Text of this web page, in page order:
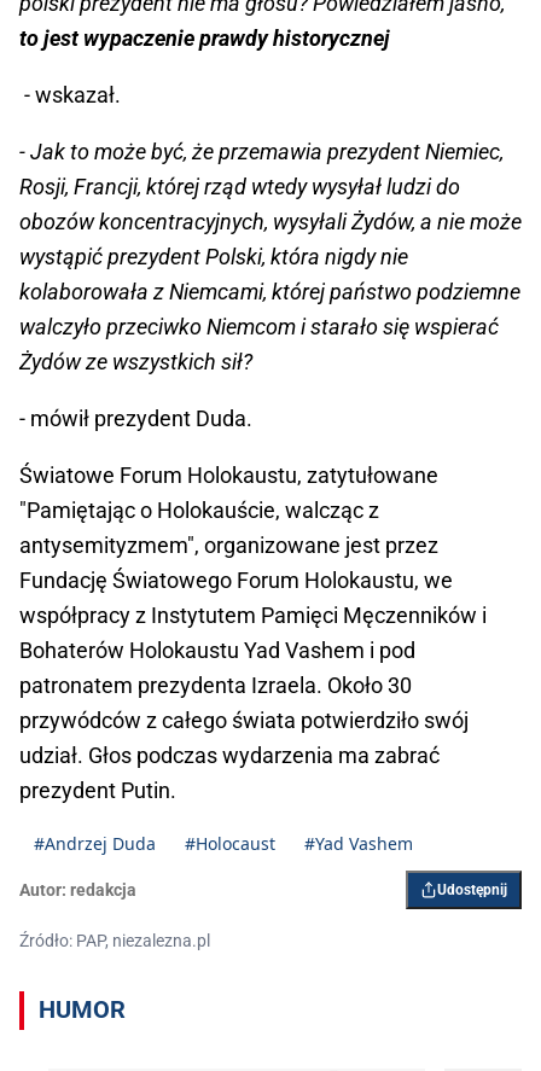
to jest wypaczenie prawdy historycznej
- wskazał.
- Jak to może być, że przemawia prezydent Niemiec,
Rosji, Francji, której rząd wtedy wysyłał ludzi do
obozów koncentracyjnych, wysyłali Żydów, a nie może
wystąpić prezydent Polski, która nigdy nie
kolaborowała z Niemcami, której państwo podziemne
walczyło przeciwko Niemcom i starało się wspierać
Żydów ze wszystkich sił?
- mówił prezydent Duda.
Światowe Forum Holokaustu, zatytułowane
"Pamiętając o Holokauście, walcząc z
antysemityzmem", organizowane jest przez
Fundację Światowego Forum Holokaustu, we
współpracy z Instytutem Pamięci Męczenników i
Bohaterów Holokaustu Yad Vashem i pod
patronatem prezydenta Izraela. Około 30
przywódców z całego świata potwierdziło swój
udział. Głos podczas wydarzenia ma zabrać
prezydent Putin.
#Andrzej Duda #Holocaust #Yad Vashem
Autor: redakcja Udostępnij
Źródło: PAP, niezalezna.pl
HUMOR